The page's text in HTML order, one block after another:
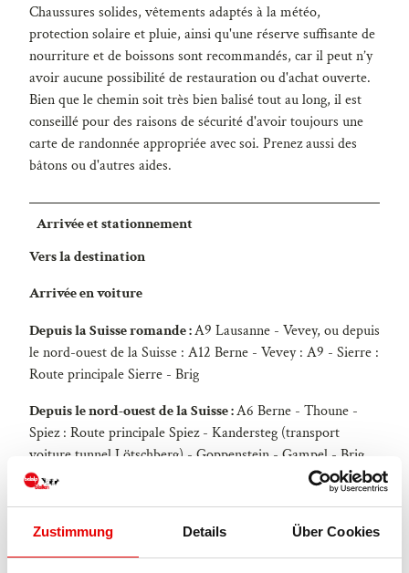
Zustimmung Details Über Cookies
Chaussures solides, vêtements adaptés à la météo,
protection solaire et pluie, ainsi qu'une réserve suffisante de
nourriture et de boissons sont recommandés, car il peut n’y
avoir aucune possibilité de restauration ou d'achat ouverte.
Bien que le chemin soit très bien balisé tout au long, il est
conseillé pour des raisons de sécurité d'avoir toujours une
carte de randonnée appropriée avec soi. Prenez aussi des
bâtons ou d'autres aides.
Arrivée et stationnement
Vers la destination
Arrivée en voiture
Depuis la Suisse romande :A9 Lausanne - Vevey, ou depuis
le nord-ouest de la Suisse : A12 Berne - Vevey : A9 - Sierre :
Route principale Sierre - Brig
Depuis le nord-ouest de la Suisse :A6 Berne - Thoune -
Spiez : Route principale Spiez - Kandersteg (transport
voiture tunnel Lötschberg) - Goppenstein - Gampel - Brig
Depuis la Suisse orientale et centrale :
Andermatt - Realp
(transport voiture Furka toute l'année ; en été via le col de
la Furka) - Oberwald - Brig